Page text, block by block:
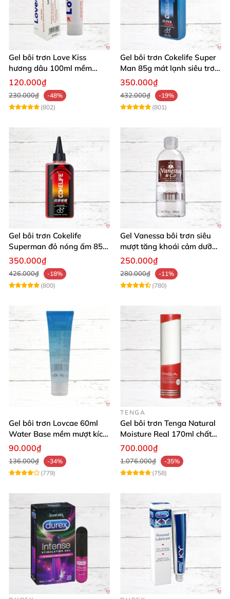
Gel bôi trơn Love Kiss
hương dâu 100ml mềm
mượt an toàn thơm
120.000₫
230.000₫
-48%
(802)
Gel bôi trơn Cokelife Super
Man 85g mát lạnh siêu trơn
an toàn
350.000₫
432.000₫
-19%
(801)
Gel bôi trơn Cokelife
Superman đỏ nóng ấm 85g
giảm đau rát
350.000₫
426.000₫
-18%
(800)
Gel Vanessa bôi trơn siêu
mượt tăng khoái cảm dưỡng
ẩm 200ml
250.000₫
280.000₫
-11%
(780)
Gel bôi trơn Lovcae 60ml
Water Base mềm mượt kích
thích
90.000₫
136.000₫
-34%
(779)
TENGA
Gel bôi trơn Tenga Natural
Moisture Real 170ml chất
lượng cao mềm mượt an
700.000₫
1.076.000₫
-35%
(758)